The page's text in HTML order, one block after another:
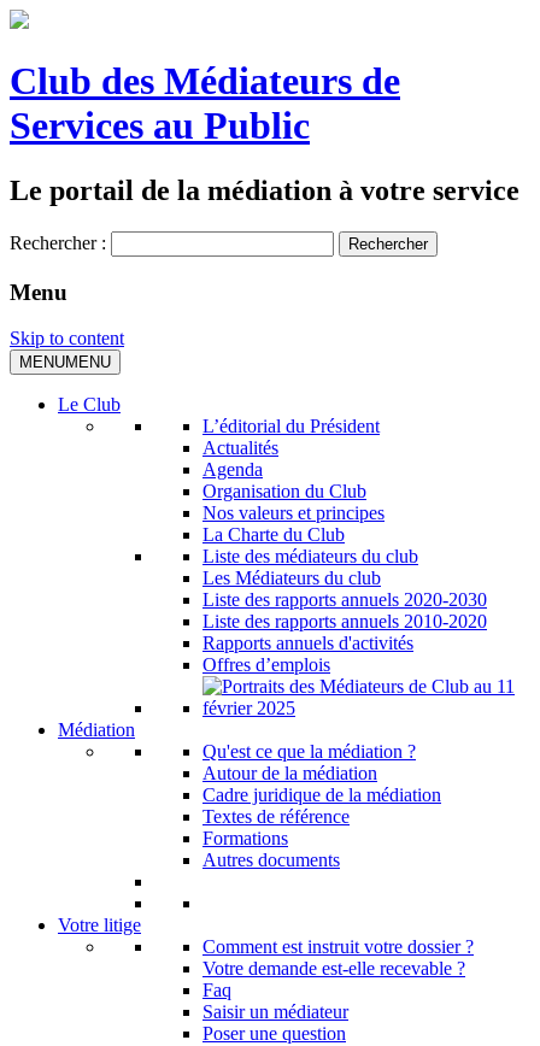
Club des Médiateurs de
Services au Public
Le portail de la médiation à votre service
Rechercher :
Menu
Skip to content
MENUMENU
Le Club
L’éditorial du Président
Actualités
Agenda
Organisation du Club
Nos valeurs et principes
La Charte du Club
Liste des médiateurs du club
Les Médiateurs du club
Liste des rapports annuels 2020-2030
Liste des rapports annuels 2010-2020
Rapports annuels d'activités
Offres d’emplois
Médiation
Qu'est ce que la médiation ?
Autour de la médiation
Cadre juridique de la médiation
Textes de référence
Formations
Autres documents
Votre litige
Comment est instruit votre dossier ?
Votre demande est-elle recevable ?
Faq
Saisir un médiateur
Poser une question